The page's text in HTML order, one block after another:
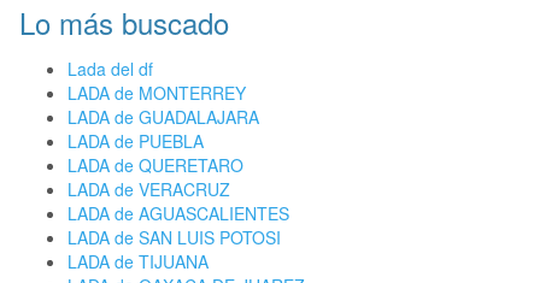
Lo más buscado
Lada del df
LADA de MONTERREY
LADA de GUADALAJARA
LADA de PUEBLA
LADA de QUERETARO
LADA de VERACRUZ
LADA de AGUASCALIENTES
LADA de SAN LUIS POTOSI
LADA de TIJUANA